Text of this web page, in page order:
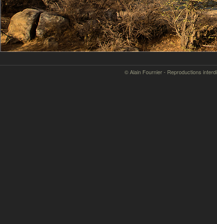
© Alain Fournier - Reproductions